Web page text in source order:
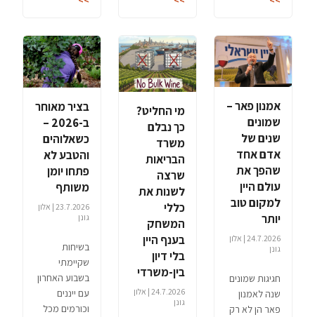
אמנון פאר –
שמונים
שנים של
אדם אחד
שהפך את
עולם היין
למקום טוב
יותר
24.7.2026 | אלון
גונן
חגיגות שמונים
שנה לאמנון
פאר הן לא רק
מי החליט?
כך נבלם
משרד
הבריאות
שרצה
לשנות את
כללי
המשחק
בענף היין
בלי דיון
בין-משרדי
24.7.2026 | אלון
גונן
בציר מאוחר
ב-2026 –
כשאלוהים
והטבע לא
פתחו יומן
משותף
23.7.2026 | אלון
גונן
בשיחות
שקיימתי
בשבוע האחרון
עם ייננים
וכורמים מכל